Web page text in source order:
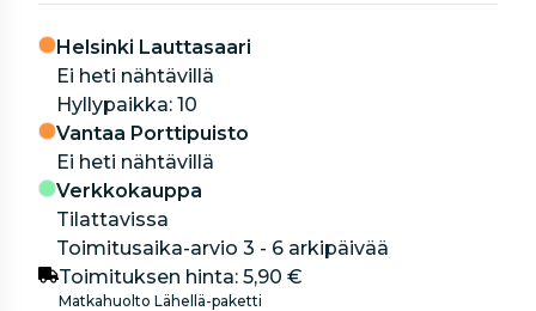
Helsinki Lauttasaari
Ei heti nähtävillä
hyllypaikka: 10
Vantaa Porttipuisto
Ei heti nähtävillä
Verkkokauppa
Tilattavissa
Toimitusaika-arvio 3 - 6 arkipäivää
Toimituksen hinta: 5,90 €
Matkahuolto Lähellä-paketti